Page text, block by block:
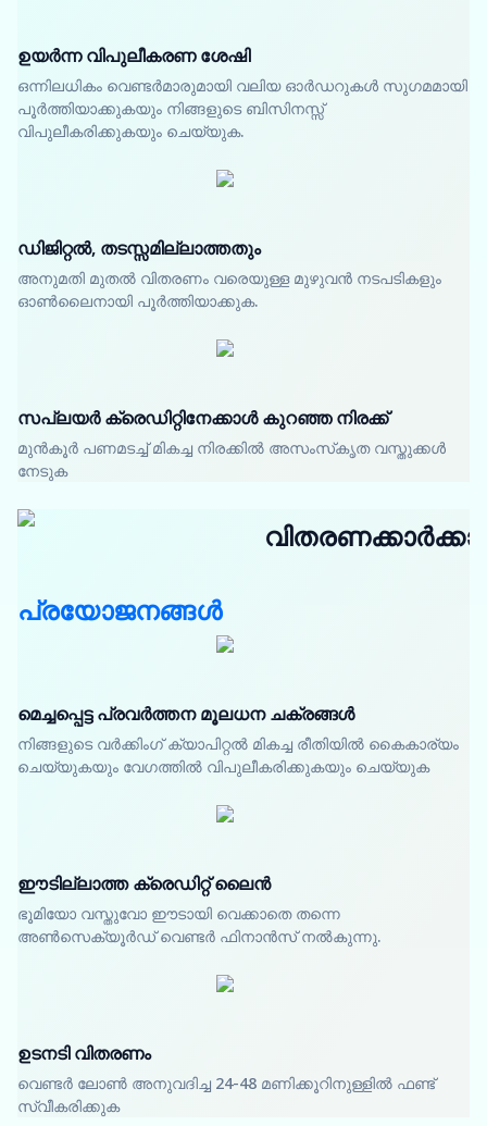
ഉയർന്ന വിപുലീകരണ ശേഷി
ഒന്നിലധികം വെണ്ടർമാരുമായി വലിയ ഓർഡറുകൾ സുഗമമായി
പൂർത്തിയാക്കുകയും നിങ്ങളുടെ ബിസിനസ്സ്
വിപുലീകരിക്കുകയും ചെയ്യുക.
ഡിജിറ്റൽ, തടസ്സമില്ലാത്തതും
അനുമതി മുതൽ വിതരണം വരെയുള്ള മുഴുവൻ നടപടികളും
ഓൺലൈനായി പൂർത്തിയാക്കുക.
സപ്ലയർ ക്രെഡിറ്റിനേക്കാൾ കുറഞ്ഞ നിരക്ക്
മുൻകൂർ പണമടച്ച് മികച്ച നിരക്കിൽ അസംസ്‌കൃത വസ്തുക്കൾ
നേടുക
പ്രയോജനങ്ങൾ
മെച്ചപ്പെട്ട പ്രവർത്തന മൂലധന ചക്രങ്ങൾ
നിങ്ങളുടെ വർക്കിംഗ് ക്യാപിറ്റൽ മികച്ച രീതിയിൽ കൈകാര്യം
ചെയ്യുകയും വേഗത്തിൽ വിപുലീകരിക്കുകയും ചെയ്യുക
ഈടില്ലാത്ത ക്രെഡിറ്റ് ലൈൻ
ഭൂമിയോ വസ്തുവോ ഈടായി വെക്കാതെ തന്നെ
അൺസെക്യൂർഡ് വെണ്ടർ ഫിനാൻസ് നൽകുന്നു.
ഉടനടി വിതരണം
വെണ്ടർ ലോൺ അനുവദിച്ച 24-48 മണിക്കൂറിനുള്ളിൽ ഫണ്ട്
സ്വീകരിക്കുക